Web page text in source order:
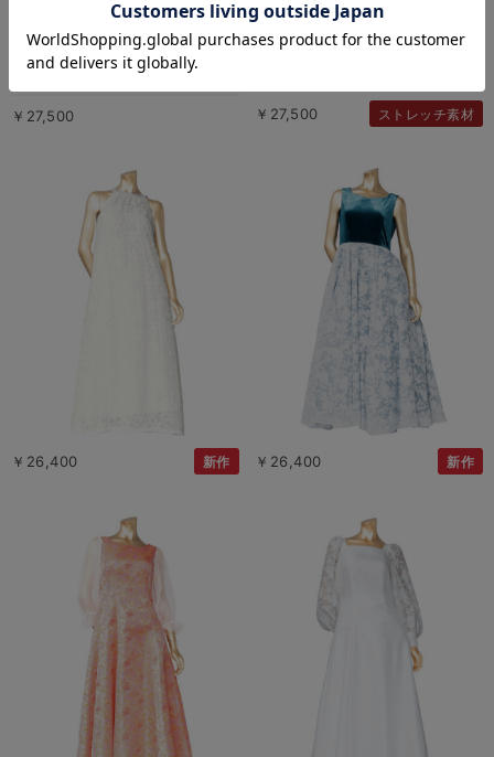
￥27,500 ￥27,500 ストレッチ素材
￥26,400 新作 ￥26,400 新作